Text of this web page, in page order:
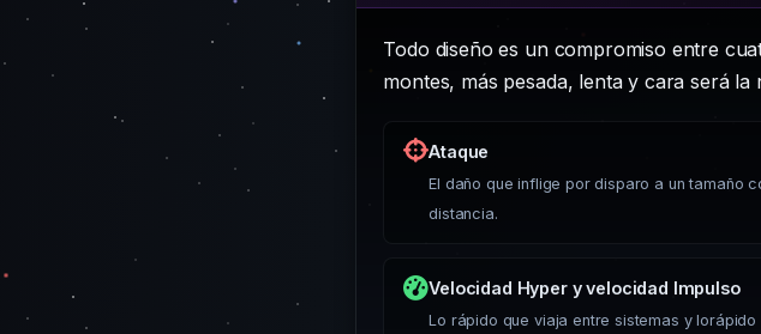
Todo diseño es un compromiso entre
montes, más pesada, lenta y cara será la
Ataque
El daño que inflige por disparo a un tamaño
distancia.
Velocidad Hyper y velocidad Impulso
Lo rápido que viaja entre sistemas y lorápido